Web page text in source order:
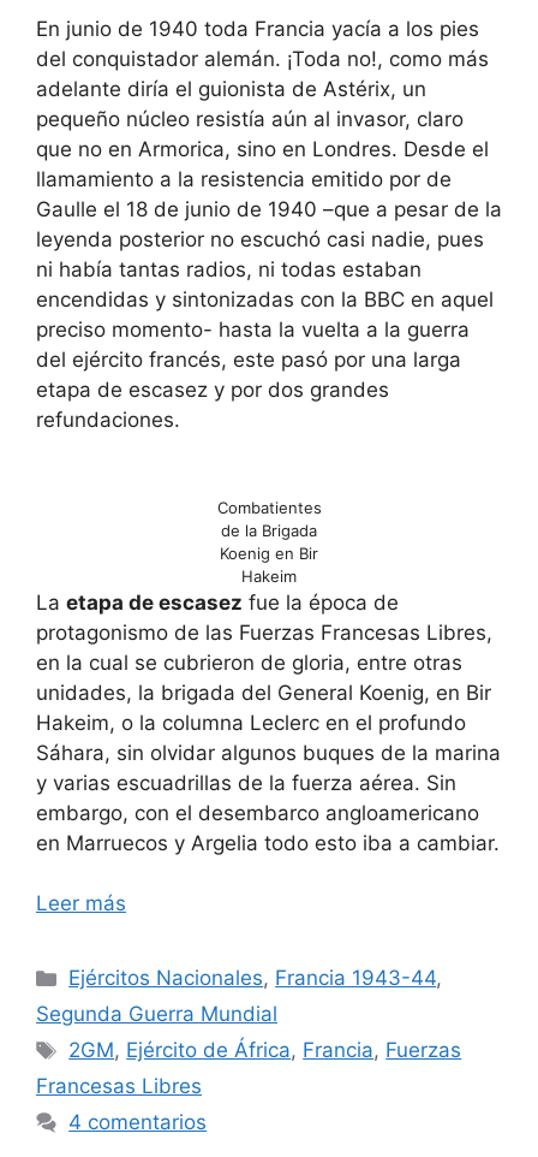
En junio de 1940 toda Francia yacía a los pies
del conquistador alemán. ¡Toda no!, como más
adelante diría el guionista de Astérix, un
pequeño núcleo resistía aún al invasor, claro
que no en Armorica, sino en Londres. Desde el
llamamiento a la resistencia emitido por de
Gaulle el 18 de junio de 1940 –que a pesar de la
leyenda posterior no escuchó casi nadie, pues
ni había tantas radios, ni todas estaban
encendidas y sintonizadas con la BBC en aquel
preciso momento- hasta la vuelta a la guerra
del ejército francés, este pasó por una larga
etapa de escasez y por dos grandes
refundaciones.
Combatientes
de la Brigada
Koenig en Bir
Hakeim
La etapa de escasez fue la época de
protagonismo de las Fuerzas Francesas Libres,
en la cual se cubrieron de gloria, entre otras
unidades, la brigada del General Koenig, en Bir
Hakeim, o la columna Leclerc en el profundo
Sáhara, sin olvidar algunos buques de la marina
y varias escuadrillas de la fuerza aérea. Sin
embargo, con el desembarco angloamericano
en Marruecos y Argelia todo esto iba a cambiar.
Leer más
Categorías
Ejércitos Nacionales, Francia 1943-44,
Segunda Guerra Mundial
Etiquetas
2GM, Ejército de África, Francia, Fuerzas
Francesas Libres
4 comentarios